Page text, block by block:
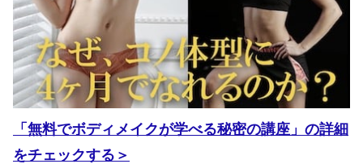
「無料でボディメイクが学べる秘密の講座」の詳細
をチェックする＞